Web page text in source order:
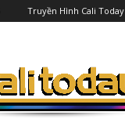
Truyền Hình Cali Today